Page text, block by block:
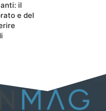
il
e del